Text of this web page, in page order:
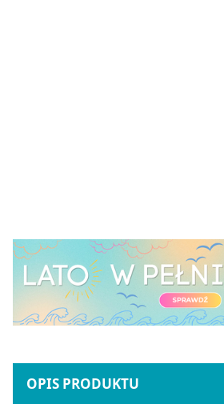
OPIS PRODUKTU